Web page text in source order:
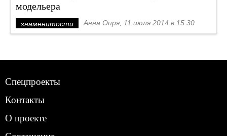
модельера
знаменитости Анна Опря, 11 июля 2014 в 15:30
Спецпроекты
Контакты
О проекте